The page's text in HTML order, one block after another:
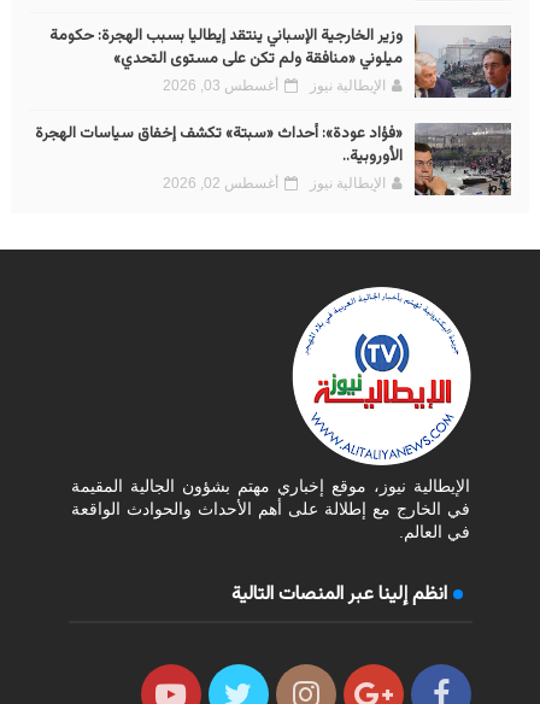
وزير الخارجية الإسباني ينتقد إيطاليا بسبب الهجرة: حكومة
ميلوني «منافقة ولم تكن على مستوى التحدي»
الإيطالية نيوز أغسطس 03, 2026
«فؤاد عودة»: أحداث «سبتة» تكشف إخفاق سياسات الهجرة
الأوروبية..
الإيطالية نيوز أغسطس 02, 2026
الإيطالية نيوز، موقع إخباري مهتم بشؤون الجالية المقيمة
في الخارج مع إطلالة على أهم الأحداث والحوادث الواقعة
في العالم.
انظم إلينا عبر المنصات التالية